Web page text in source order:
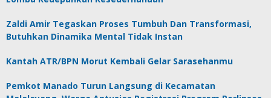
Zaldi Amir Tegaskan Proses Tumbuh Dan Transformasi,
Butuhkan Dinamika Mental Tidak Instan
Kantah ATR/BPN Morut Kembali Gelar Sarasehanmu
Pemkot Manado Turun Langsung di Kecamatan